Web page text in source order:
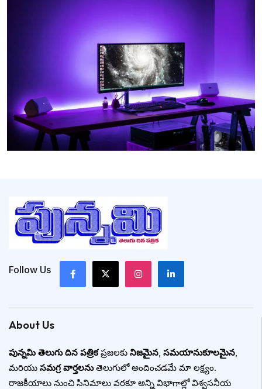
Follow Us
About Us
పున్నమి తెలుగు దిన పత్రికప్రజలకు నిజమైన, సమయానుకూలమైన,
మరియు సమగ్ర వార్తలనుతెలుగులో అందించడమే మా లక్ష్యం.
రాజకీయాలు నుంచి సినిమాలు వరకూ అన్ని విభాగాల్లో విశ్వసనీయ